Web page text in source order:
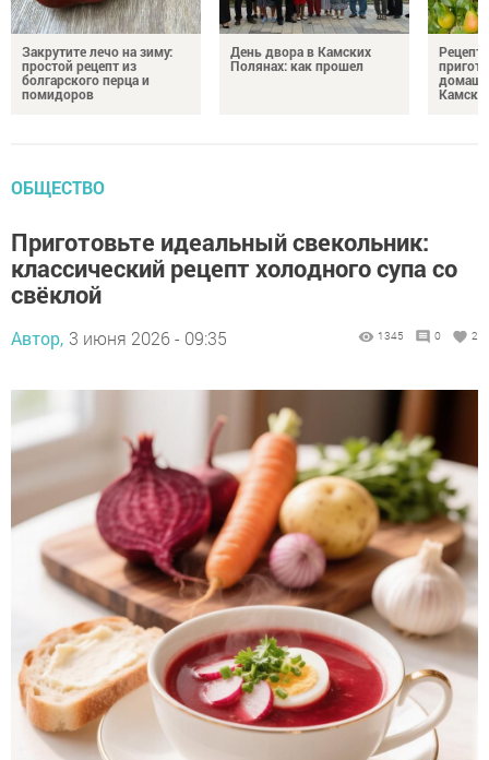
Закрутите лечо на зиму:
простой рецепт из
болгарского перца и
помидоров
День двора в Камских
Полянах: как прошел
ОБЩЕСТВО
Приготовьте идеальный свекольник:
классический рецепт холодного супа со
свёклой
Автор, 3 июня 2026 - 09:35 1345 0 2